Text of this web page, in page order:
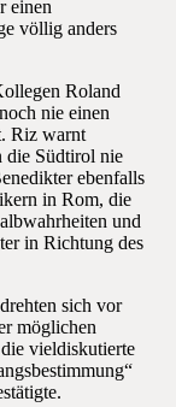
einen
völlig anders
Roland
nie einen
Riz warnt
die Südtirol nie
ebenfalls
in Rom, die
und
in Richtung des
sich vor
möglichen
vieldiskutierte